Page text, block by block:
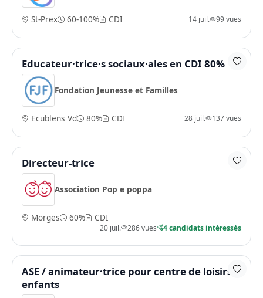
St-Prex 60-100% CDI 14 juil. 99 vues
Educateur·trice·s sociaux·ales en CDI 80%
Fondation Jeunesse et Familles
Ecublens Vd 80% CDI 28 juil. 137 vues
Directeur-trice
Association Pop e poppa
Morges 60% CDI
20 juil. 286 vues 4 candidats intéressés
ASE / animateur·trice pour centre de loisirs
enfants